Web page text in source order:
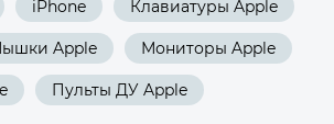
iPhone Клавиатуры Apple
Apple Мониторы Apple
Пульты ДУ Apple